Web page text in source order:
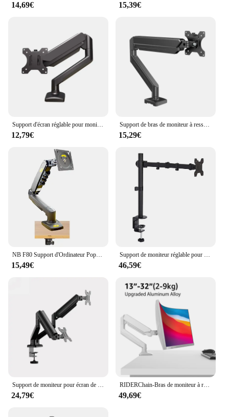
14,69€ 15,39€
Support d'écran réglable pour moniteur PC, support d'écran pour ordinateur de bureau, support d'invite, support de levage, pince de bras, base de montage à œillets, 17-32 amarans
12,79€
Support de bras de moniteur à ressort à gaz entièrement réglable, support de bureau avec pince, base de montage à œillets, 32 pouces max
15,29€
NB F80 Support d'Ordinateur Populaire, Ressort à Gaz, Bras Long, Pince, Trou d'Œillet, Rotation à 360 °, Écran de Moniteur 17 ", 30", 2-9kg, Nouveau
15,49€
Support de moniteur réglable pour écrans d'ordinateur 17 à 32 pouces, bras de moniteur unique pour touristes, peut contenir jusqu'à 19.84 lb, recommandé et angle
46,59€
Support de moniteur pour écran de 10 à 32 pouces, universel, extensible, pour ordinateur de bureau
24,79€
RIDERChain-Bras de moniteur à ressort à gaz en Y, entièrement réglable, s'adapte aux moniteurs de 13 à 32 pouces, puzzles de poids, jusqu'à 20 artériel (9kg)
49,69€